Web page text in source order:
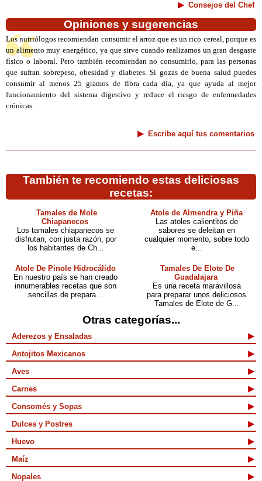
Consejos del Chef
Opiniones y sugerencias
Los nutriólogos recomiendan consumir el arroz que es un rico cereal, porque es
un alimento muy energético, ya que sirve cuando realizamos un gran desgaste
físico o laboral. Pero también recomiendan no consumirlo, para las personas
que sufran sobrepeso, obesidad y diabetes. Si gozas de buena salud puedes
consumir al menos 25 gramos de fibra cada día, ya que ayuda al mejor
funcionamiento del sistema digestivo y reduce el riesgo de enfermedades
crónicas.
Escribe aquí tus comentarios
También te recomiendo estas deliciosas
recetas:
Tamales de Mole
Chiapanecos
Los tamales chiapanecos se
disfrutan, con justa razón, por
los habitantes de Ch...
Atole de Almendra y Piña
Las atoles calientitos de
sabores se deleitan en
cualquier momento, sobre todo
e...
Atole De Pinole Hidrocálido
En nuestro país se han creado
innumerables recetas que son
sencillas de prepara...
Tamales De Elote De
Guadalajara
Es una receta maravillosa
para preparar unos deliciosos
Tamales de Elote de G...
Otras categorías...
Aderezos y Ensaladas
Antojitos Mexicanos
Aves
Carnes
Consomés y Sopas
Dulces y Postres
Huevo
Maíz
Nopales